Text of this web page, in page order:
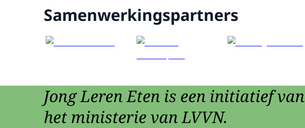
Samenwerkingspartners
Jong Leren Eten is een initiatief van
het ministerie van LVVN.